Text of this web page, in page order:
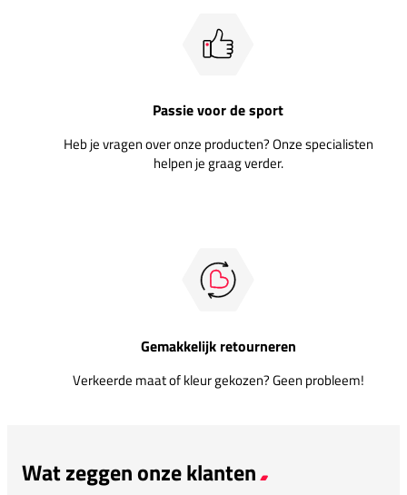
Passie voor de sport
Heb je vragen over onze producten? Onze specialisten
helpen je graag verder.
Gemakkelijk retourneren
Verkeerde maat of kleur gekozen? Geen probleem!
Wat zeggen onze klanten